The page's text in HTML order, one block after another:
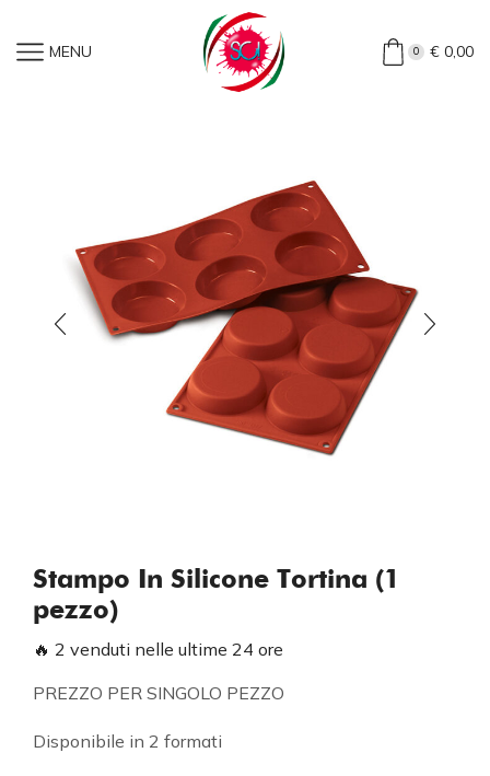
MENU 0 €0,00
Stampo In Silicone Tortina (1 Pezzo)
Stampo In Silicone Tortina (1
pezzo)
🔥 2 venduti nelle ultime 24 ore
PREZZO PER SINGOLO PEZZO
Disponibile in 2 formati